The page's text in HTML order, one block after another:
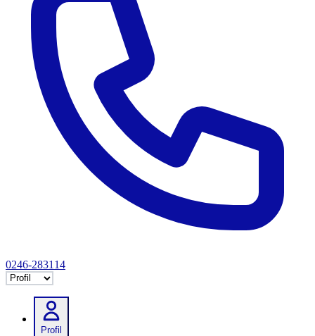
0246-283114
Selectează tab
Profil